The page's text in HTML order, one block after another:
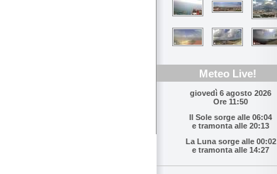
Meteo Live!
giovedì 6 agosto 2026
Ore 11:50
Il Sole sorge alle 06:04
e tramonta alle 20:13
La Luna sorge alle 00:02
e tramonta alle 14:27